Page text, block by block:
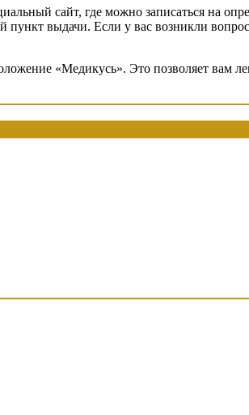
сайт, где можно записаться на
пункт выдачи. Если у вас возникли
«Медикусь». Это позволяет вам